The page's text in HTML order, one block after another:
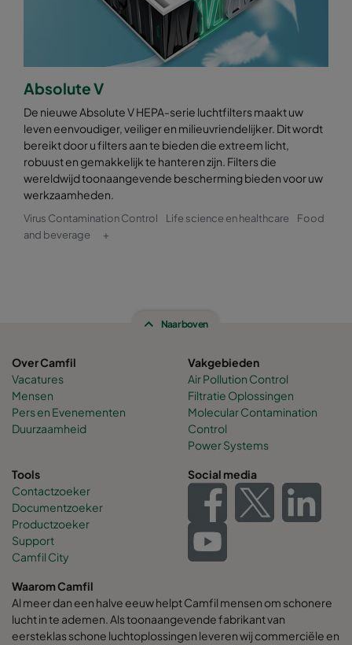
Absolute V
De nieuwe Absolute V HEPA-serie luchtfilters maakt uw
leven eenvoudiger, veiliger en milieuvriendelijker. Dit wordt
bereikt door u filters aan te bieden die extreem licht,
robuust en gemakkelijk te hanteren zijn. Filters die
wereldwijd toonaangevende bescherming bieden voor uw
werkzaamheden.
Virus Contamination Control Life science en healthcare
Food
and beverage
+
Naar boven
Over Camfil
Vacatures
Mensen
Pers en Evenementen
Duurzaamheid
Vakgebieden
Air Pollution Control
Filtratie Oplossingen
Molecular Contamination
Control
Power Systems
Tools
Contactzoeker
Documentzoeker
Productzoeker
Support
Camfil City
Social media
Waarom Camfil
Al meer dan een halve eeuw helpt Camfil mensen om schonere
lucht in te ademen. Als toonaangevende fabrikant van
eersteklas schone luchtoplossingen leveren wij commerciële en